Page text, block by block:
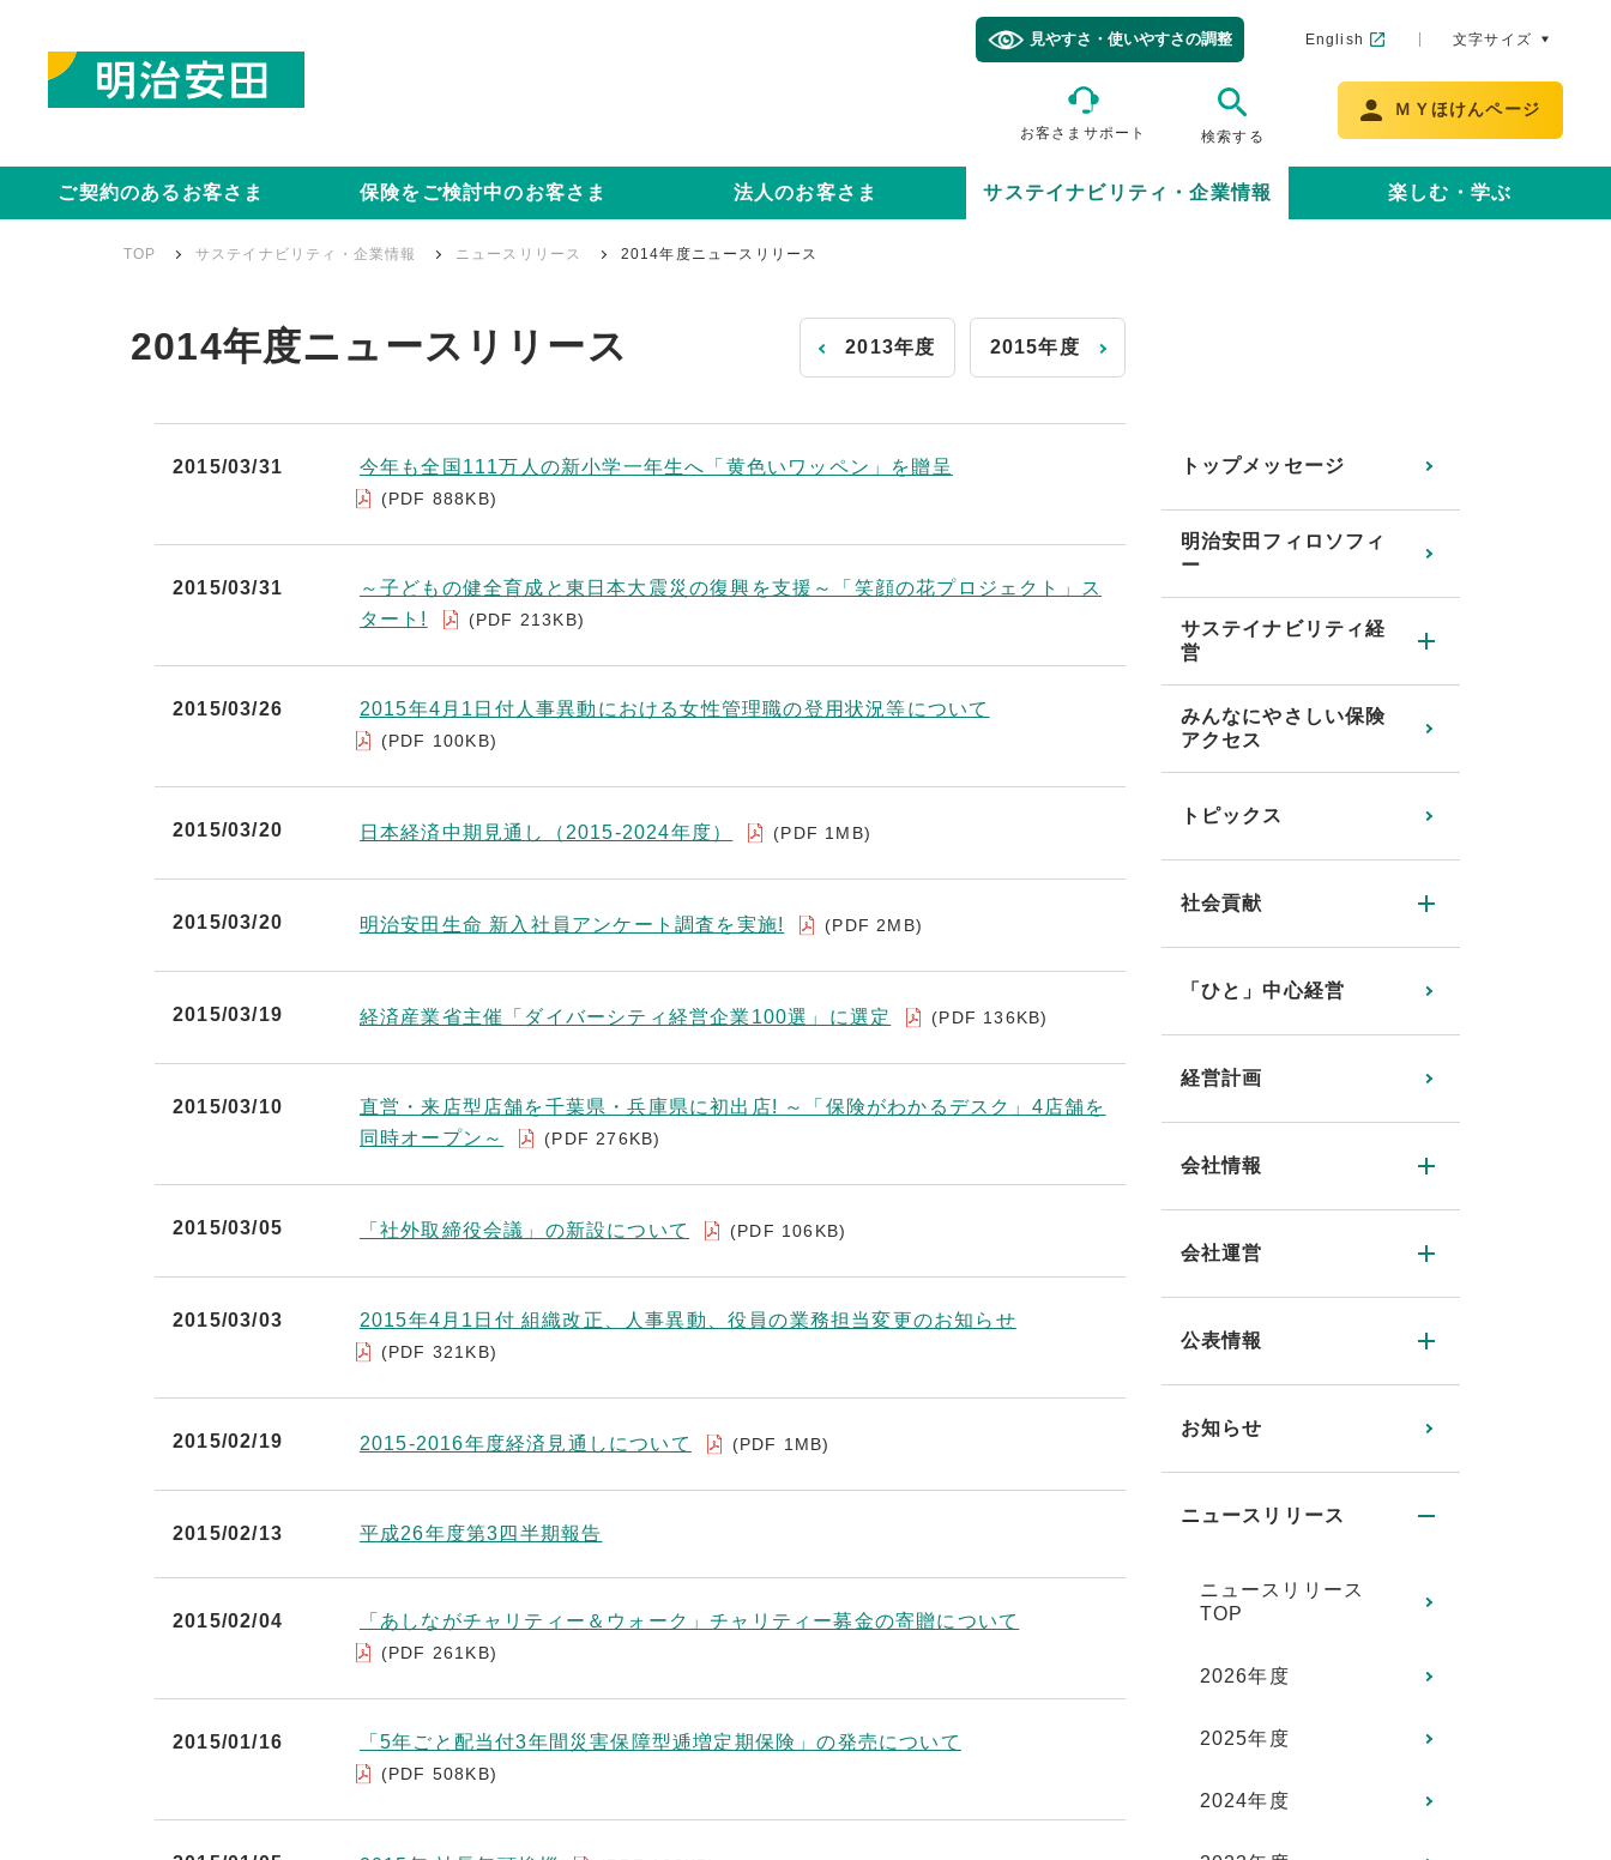
見やすさ・使いやすさの調整 English 文字サイズ
お客さまサポート 検索する
ＭＹほけんページ
ご契約のあるお客さま 保険をご検討中のお客さま 法人のお客さま サステイナビリティ・企業情報 楽しむ・学ぶ
TOP サステイナビリティ・企業情報 ニュースリリース 2014年度ニュースリリース
2014年度ニュースリリース 2013年度 2015年度
2015/03/31 今年も全国111万人の新小学一年生へ「黄色いワッペン」を贈呈
(PDF 888KB)
2015/03/31
～子どもの健全育成と東日本大震災の復興を支援～「笑顔の花プロジェクト」ス
タート!
(PDF 213KB)
2015/03/26 2015年4月1日付人事異動における女性管理職の登用状況等について
(PDF 100KB)
2015/03/20 日本経済中期見通し（2015-2024年度） (PDF 1MB)
2015/03/20 明治安田生命 新入社員アンケート調査を実施! (PDF 2MB)
2015/03/19 経済産業省主催「ダイバーシティ経営企業100選」に選定 (PDF 136KB)
2015/03/10
直営・来店型店舗を千葉県・兵庫県に初出店! ～「保険がわかるデスク」4店舗を
同時オープン～
(PDF 276KB)
2015/03/05 「社外取締役会議」の新設について (PDF 106KB)
2015/03/03 2015年4月1日付 組織改正、人事異動、役員の業務担当変更のお知らせ
(PDF 321KB)
2015/02/19 2015-2016年度経済見通しについて (PDF 1MB)
2015/02/13 平成26年度第3四半期報告
2015/02/04 「あしながチャリティー＆ウォーク」チャリティー募金の寄贈について
(PDF 261KB)
2015/01/16 「5年ごと配当付3年間災害保障型逓増定期保険」の発売について
(PDF 508KB)
トップメッセージ
明治安田フィロソフィ
ー
サステイナビリティ経
営
みんなにやさしい保険
アクセス
トピックス
社会貢献
「ひと」中心経営
経営計画
会社情報
会社運営
公表情報
お知らせ
ニュースリリース
ニュースリリース
TOP
2026年度
2025年度
2024年度